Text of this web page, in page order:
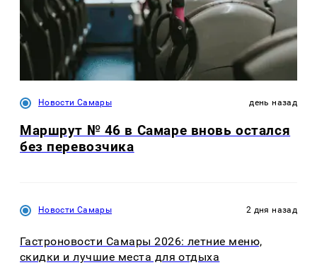
Новости Самары день назад
Маршрут № 46 в Самаре вновь остался
без перевозчика
Новости Самары 2 дня назад
Гастроновости Самары 2026: летние меню,
скидки и лучшие места для отдыха